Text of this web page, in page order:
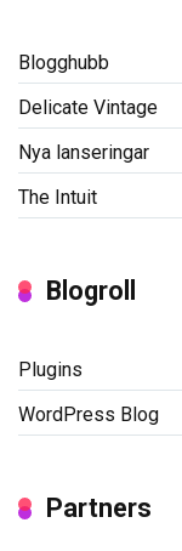
Blogghubb
Delicate Vintage
Nya lanseringar
The Intuit
Blogroll
Plugins
WordPress Blog
Partners